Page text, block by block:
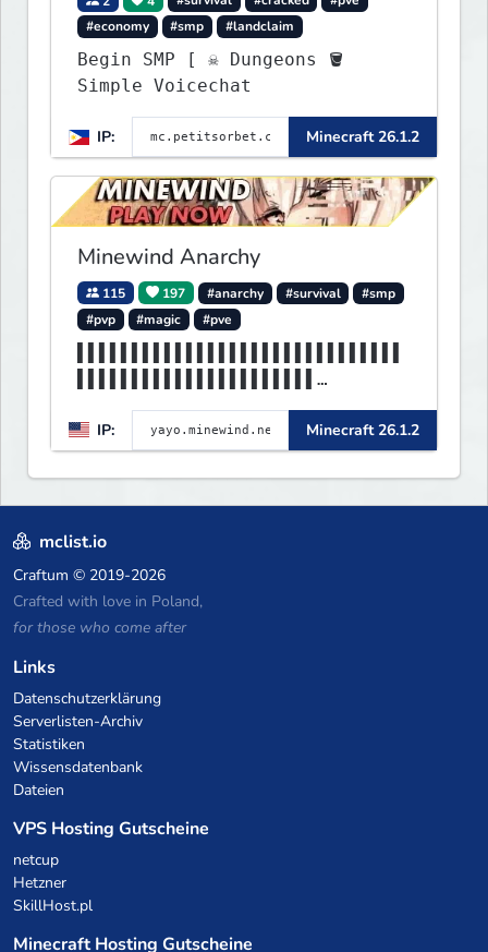
#economy
#smp #landclaim
Begin SMP [ ☠ Dungeons 🪣
Simple Voicechat
IP: Minecraft 26.1.2
Minewind Anarchy
115 197 #anarchy #survival
#smp
#pvp
#magic #pve
▌▌▌▌▌▌▌▌▌▌▌MINEWIND▌▌▌
IP: Minecraft 26.1.2
mclist.io
Craftum © 2019-2026
Crafted with love in Poland,
for those who come after
Links
Datenschutzerklärung
Serverlisten-Archiv
Statistiken
Wissensdatenbank
Dateien
VPS Hosting Gutscheine
netcup
Hetzner
SkillHost.pl
Minecraft Hosting Gutscheine